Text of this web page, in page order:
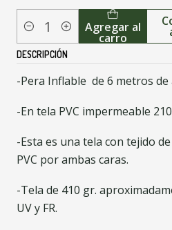
Cantidad Agregar al
carro
DESCRIPCIÓN
-Pera Inflable de 6 metros
-En tela PVC impermeable
-Esta es una tela con tejido
PVC por ambas caras.
-Tela de 410 gr.
UV y FR.